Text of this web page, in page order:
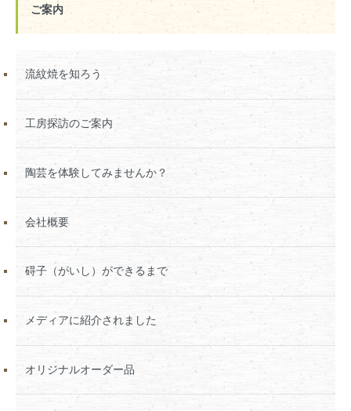
ご案内
流紋焼を知ろう
工房探訪のご案内
陶芸を体験してみませんか？
会社概要
碍子（がいし）ができるまで
メディアに紹介されました
オリジナルオーダー品